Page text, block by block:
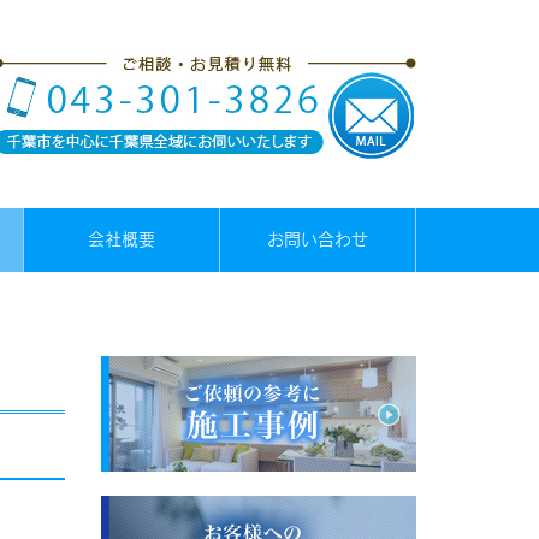
会社概要 お問い合わせ